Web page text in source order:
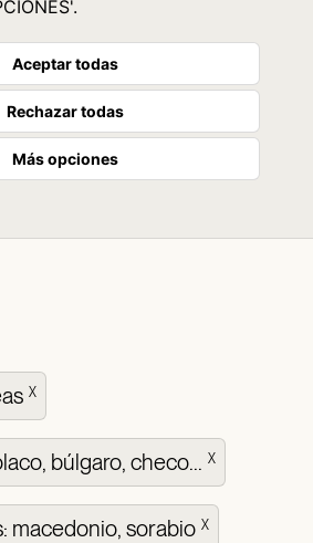
Aceptar todas
Rechazar todas
Más opciones
X
búlgaro, checo... X
macedonio, sorabio X